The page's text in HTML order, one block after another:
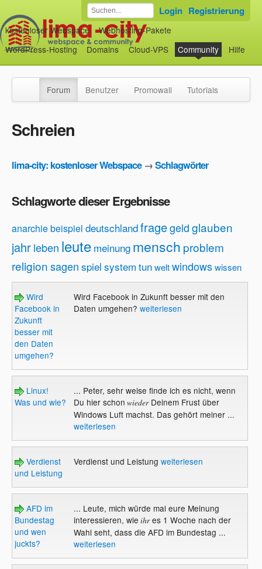
kostenloser Webspace
Webhosting-Pakete
WordPress-Hosting
Domains Cloud-VPS Community Hilfe
Login Registrierung
Forum Benutzer Promowall Tutorials
Schreien
lima-city: kostenloser Webspace→Schlagwörter
Schlagworte dieser Ergebnisse
anarchiebeispiel deutschlandfragegeldglauben
jahrleben leute meinung mensch problem
religionsagen spiel system tunweltwindowswissen
Wird
Facebook in
Zukunft
besser mit
den Daten
umgehen?
Wird Facebook in Zukunft besser mit den
Daten umgehen? weiterlesen
Linux!
Was und wie?
... Peter, sehr weise finde ich es nicht, wenn
Du hier schon wiederDeinem Frust über
Windows Luft machst. Das gehört meiner ...
weiterlesen
Verdienst
und Leistung
Verdienst und Leistung weiterlesen
AFD im
Bundestag
und wen
juckts?
... Leute, mich würde mal eure Meinung
interessieren, wie ihres 1 Woche nach der
Wahl seht, dass die AFD im Bundestag ...
weiterlesen